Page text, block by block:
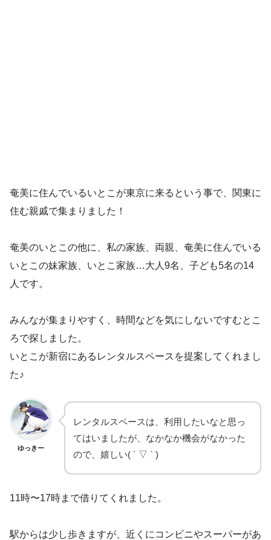
奄美に住んでいるいとこが東京に来るという事で、関東に
住む親戚で集まりました！
奄美のいとこの他に、私の家族、両親、奄美に住んでいる
いとこの妹家族、いとこ家族…大人9名、子ども5名の14
人です。
みんなが集まりやすく、時間などを気にしないですむとこ
ろで探しました。
いとこが新宿にあるレンタルスペースを提案してくれまし
た♪
ゆっきー
レンタルスペースは、利用したいなと思っ
てはいましたが、なかなか機会がなかった
ので、嬉しい( ´ ▽ ` )
11時〜17時まで借りてくれました。
駅からは少し歩きますが、近くにコンビニやスーパーがあ